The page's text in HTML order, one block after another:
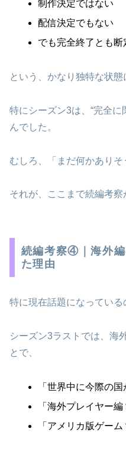
制作決定ではない
配信決定でもない
でも完全終了とも
という、かなり独特な状態
特にシーズン3は、“完全
んでした。
むしろ、「まだ何かありそ
それが、ここまで続編考察
続編考察④｜海外
た理由
特に現在話題になっている
シーズン3ラストでは、海
とで、
「世界中に今際の国
「海外プレイヤー編
「アメリカ版ゲーム